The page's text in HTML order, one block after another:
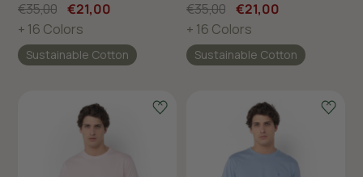
€35,00 €21,00
+ 16 Colors
Sustainable Cotton
€35,00 €21,00
+ 16 Colors
Sustainable Cotton